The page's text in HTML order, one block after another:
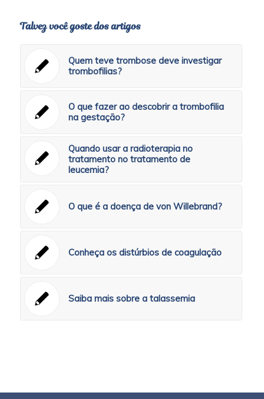
Talvez você goste dos artigos
Quem teve trombose deve investigar
trombofilias?
O que fazer ao descobrir a trombofilia
na gestação?
Quando usar a radioterapia no
tratamento no tratamento de
leucemia?
O que é a doença de von Willebrand?
Conheça os distúrbios de coagulação
Saiba mais sobre a talassemia